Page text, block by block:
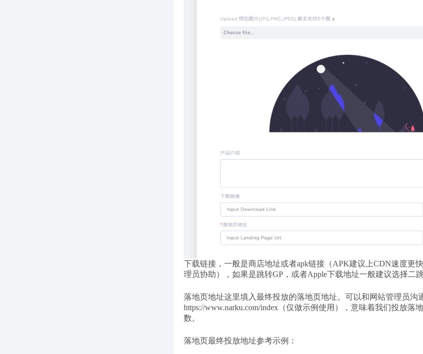
下载链接，一般是商店地址或者apk链接（APK建议上CDN速度更
理员协助），如果是跳转GP，或者Apple下载地址一般建议选择二跳
落地页地址这里填入最终投放的落地页地址。可以和网站管理员沟
https://www.narku.com/index（仅做示例使用），意味着我们投放落
数。
落地页最终投放地址参考示例：